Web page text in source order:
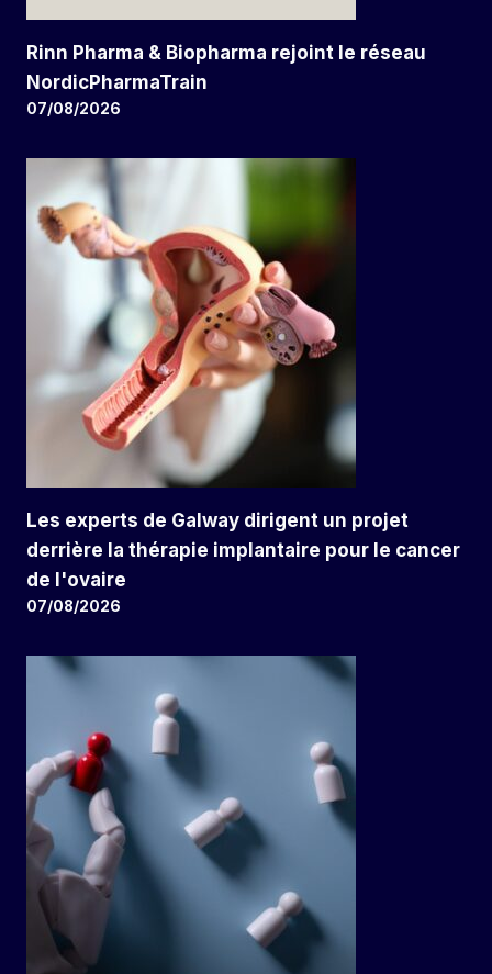
Rinn Pharma & Biopharma rejoint le réseau
NordicPharmaTrain
07/08/2026
Les experts de Galway dirigent un projet
derrière la thérapie implantaire pour le cancer
de l'ovaire
07/08/2026